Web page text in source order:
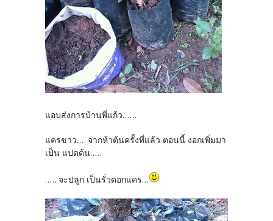
แอบส่งการบ้านพี่แก้ว......
แครขาว.... จากห้าต้นครั้งที่แล้ว ตอนนี้ งอกเพิ่มมา
เป็น แปดต้น.....
..... จะปลูก เป็นรั่วดอกแคร...